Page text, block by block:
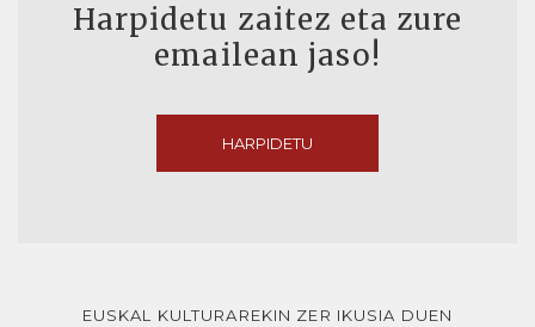
Harpidetu zaitez eta zure
emailean jaso!
HARPIDETU
EUSKAL KULTURAREKIN ZER IKUSIA DUEN